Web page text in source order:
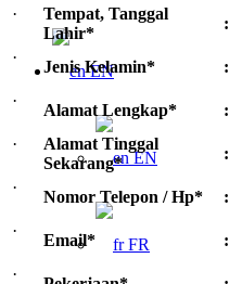
EN
EN
FR
·
Tempat, Tanggal
Lahir*
:
·
Jenis Kelamin*
:
·
Alamat Lengkap*
:
·
Alamat Tinggal
Sekarang*
:
·
Nomor Telepon / Hp*
:
·
Email*
:
·